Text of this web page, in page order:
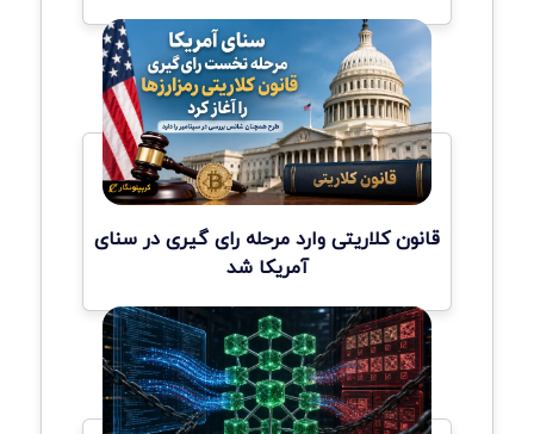
قانون کلاریتی وارد مرحله رای گیری در سنای
آمریکا شد